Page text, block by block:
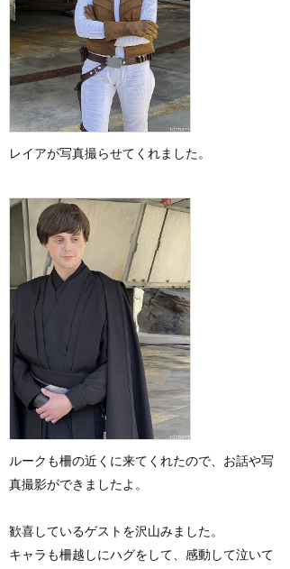
レイアが写真撮らせてくれました。
ルークも柵の近くに来てくれたので、お話や写
真撮影ができましたよ。
歓喜しているゲストを沢山みました。
キャラも柵越しにハグをして、感動して泣いて